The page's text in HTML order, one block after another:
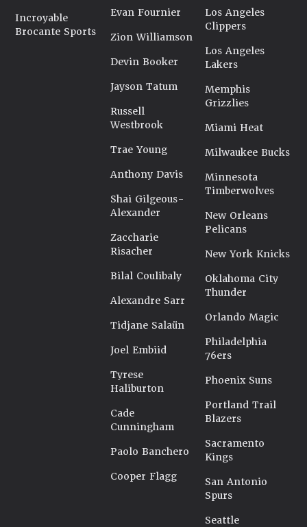
Incroyable
Brocante Sports
Evan Fournier
Zion Williamson
Devin Booker
Jayson Tatum
Russell
Westbrook
Trae Young
Anthony Davis
Shai Gilgeous-
Alexander
Zaccharie
Risacher
Bilal Coulibaly
Alexandre Sarr
Tidjane Salaün
Joel Embiid
Tyrese
Haliburton
Cade
Cunningham
Paolo Banchero
Cooper Flagg
Los Angeles
Clippers
Los Angeles
Lakers
Memphis
Grizzlies
Miami Heat
Milwaukee Bucks
Minnesota
Timberwolves
New Orleans
Pelicans
New York Knicks
Oklahoma City
Thunder
Orlando Magic
Philadelphia
76ers
Phoenix Suns
Portland Trail
Blazers
Sacramento
Kings
San Antonio
Spurs
Seattle